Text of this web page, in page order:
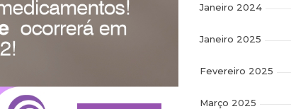
Janeiro 2024
Janeiro 2025
Fevereiro 2025
Março 2025